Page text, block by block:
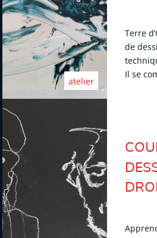
atelier
Terre
de
Il se